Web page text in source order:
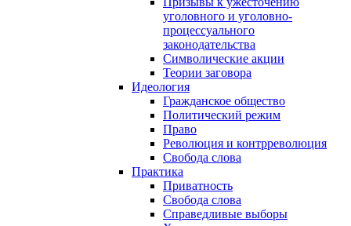
уголовного и уголовно-
процессуального
законодательства
Символические акции
Теории заговора
Идеология
Гражданское общество
Политический режим
Право
Революция и контрреволюция
Свобода слова
Практика
Приватность
Свобода слова
Справедливые выборы